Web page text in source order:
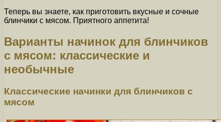
Теперь вы знаете, как приготовить вкусные и сочные
блинчики с мясом. Приятного аппетита!
Варианты начинок для блинчиков
с мясом: классические и
необычные
Классические начинки для блинчиков с
мясом